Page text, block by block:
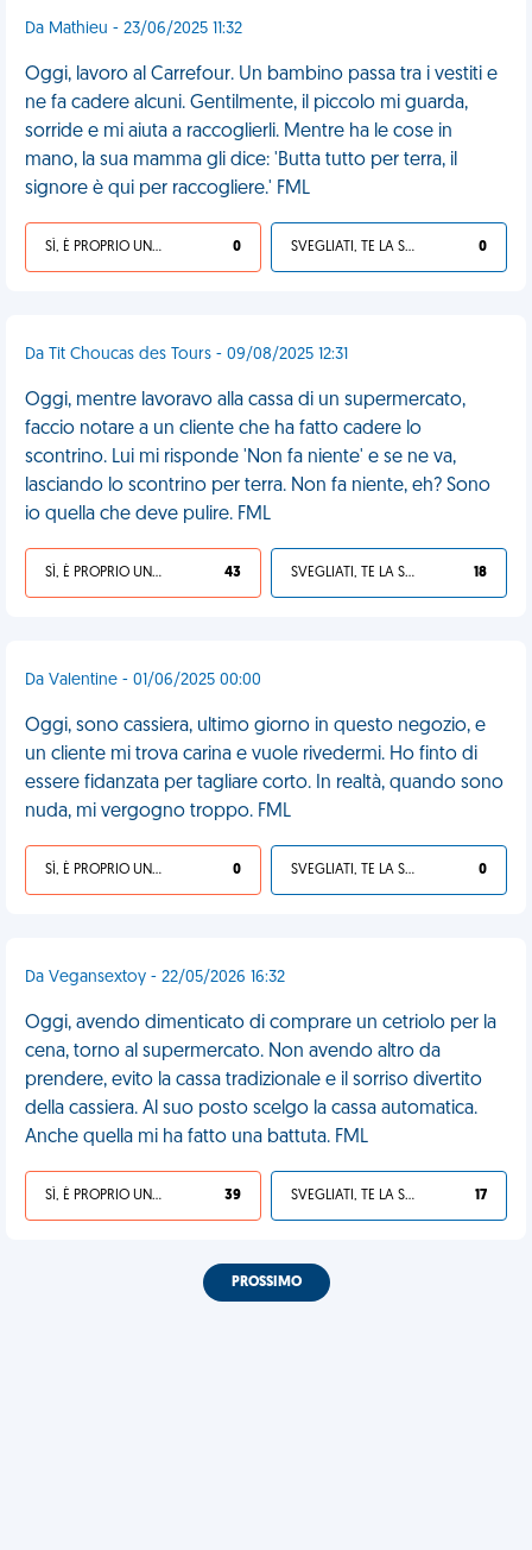
Da Mathieu - 23/06/2025 11:32
Oggi, lavoro al Carrefour. Un bambino passa tra i vestiti e
ne fa cadere alcuni. Gentilmente, il piccolo mi guarda,
sorride e mi aiuta a raccoglierli. Mentre ha le cose in
mano, la sua mamma gli dice: 'Butta tutto per terra, il
signore è qui per raccogliere.' FML
SÌ, È PROPRIO UNA VDM! 0 SVEGLIATI, TE LA SEI CERCATA! 0
Da Tit Choucas des Tours - 09/08/2025 12:31
Oggi, mentre lavoravo alla cassa di un supermercato,
faccio notare a un cliente che ha fatto cadere lo
scontrino. Lui mi risponde 'Non fa niente' e se ne va,
lasciando lo scontrino per terra. Non fa niente, eh? Sono
io quella che deve pulire. FML
SÌ, È PROPRIO UNA VDM! 43 SVEGLIATI, TE LA SEI CERCATA! 18
Da Valentine - 01/06/2025 00:00
Oggi, sono cassiera, ultimo giorno in questo negozio, e
un cliente mi trova carina e vuole rivedermi. Ho finto di
essere fidanzata per tagliare corto. In realtà, quando sono
nuda, mi vergogno troppo. FML
SÌ, È PROPRIO UNA VDM! 0 SVEGLIATI, TE LA SEI CERCATA! 0
Da Vegansextoy - 22/05/2026 16:32
Oggi, avendo dimenticato di comprare un cetriolo per la
cena, torno al supermercato. Non avendo altro da
prendere, evito la cassa tradizionale e il sorriso divertito
della cassiera. Al suo posto scelgo la cassa automatica.
Anche quella mi ha fatto una battuta. FML
SÌ, È PROPRIO UNA VDM! 39 SVEGLIATI, TE LA SEI CERCATA! 17
PROSSIMO